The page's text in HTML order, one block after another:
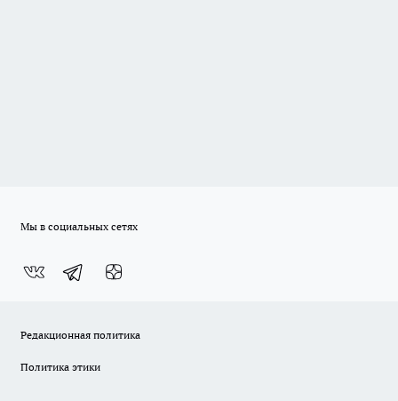
Мы в социальных сетях
Редакционная политика
Политика этики